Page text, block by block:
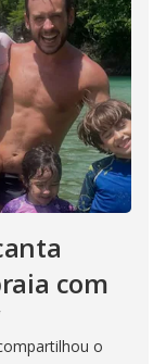
com
o